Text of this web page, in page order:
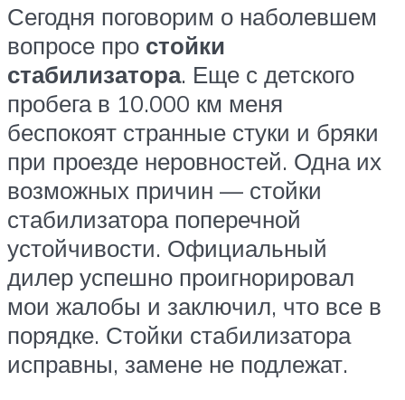
Сегодня поговорим о наболевшем
вопросе про стойки
стабилизатора. Еще с детского
пробега в 10.000 км меня
беспокоят странные стуки и бряки
при проезде неровностей. Одна их
возможных причин — стойки
стабилизатора поперечной
устойчивости. Официальный
дилер успешно проигнорировал
мои жалобы и заключил, что все в
порядке. Стойки стабилизатора
исправны, замене не подлежат.